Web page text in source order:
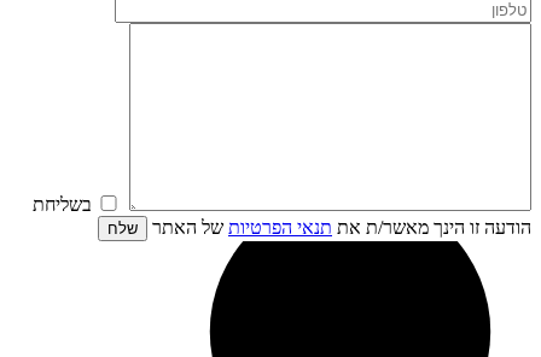
בשליחת
הודעה זו הינך מאשר/ת את תנאי הפרטיות של האתר